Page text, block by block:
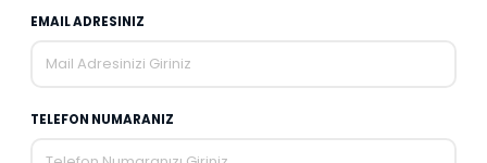
EMAIL ADRESINIZ
TELEFON NUMARANIZ